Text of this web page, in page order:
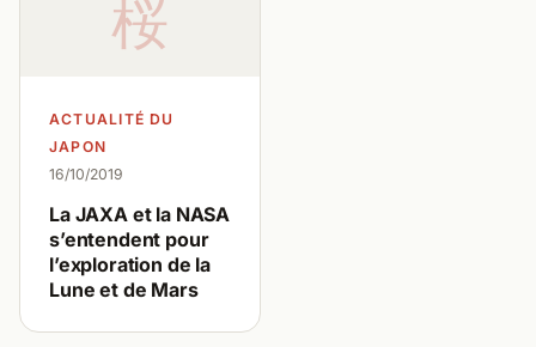
桜
ACTUALITÉ DU
JAPON
16/10/2019
La JAXA et la NASA
s’entendent pour
l’exploration de la
Lune et de Mars